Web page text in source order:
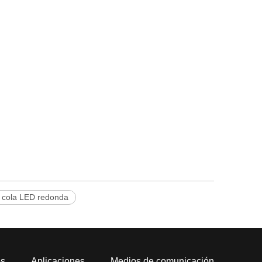
LED redonda